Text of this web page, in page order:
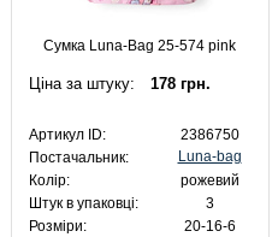
Сумка Luna-Bag 25-574 pink
Ціна за штуку: 178 грн.
Артикул ID:
2386750
Постачальник:
Luna-bag
Колір:
рожевий
Штук в упаковці:
3
Розміри:
20-16-6